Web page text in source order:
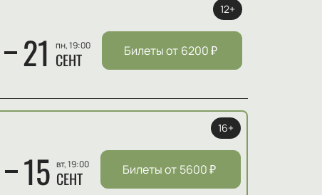
21 пн, 19:00
СЕНТ
12+
Билеты от 6200₽
15 вт, 19:00
СЕНТ
16+
Билеты от 5600₽